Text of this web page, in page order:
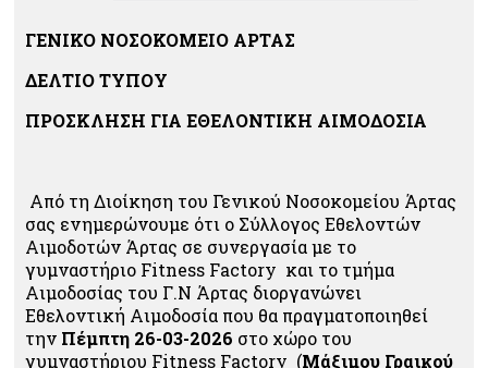
ΓΕΝΙΚΟ ΝΟΣΟΚΟΜΕΙΟ ΑΡΤΑΣ
ΔΕΛΤΙΟ ΤΥΠΟΥ
ΠΡΟΣΚΛΗΣΗ ΓΙΑ ΕΘΕΛΟΝΤΙΚΗ ΑΙΜΟΔΟΣΙΑ
Από τη Διοίκηση του Γενικού Νοσοκομείου Άρτας
σας ενημερώνουμε ότι ο Σύλλογος Εθελοντών
Αιμοδοτών Άρτας σε συνεργασία με το
γυμναστήριο Fitness Factory και το τμήμα
Αιμοδοσίας του Γ.Ν Άρτας διοργανώνει
Εθελοντική Αιμοδοσία που θα πραγματοποιηθεί
την Πέμπτη 26-03-2026 στο χώρο του
γυμναστήριου Fitness Factory (Μάξιμου Γραικού